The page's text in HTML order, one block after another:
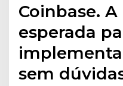
Coinbase.
esperada
sem